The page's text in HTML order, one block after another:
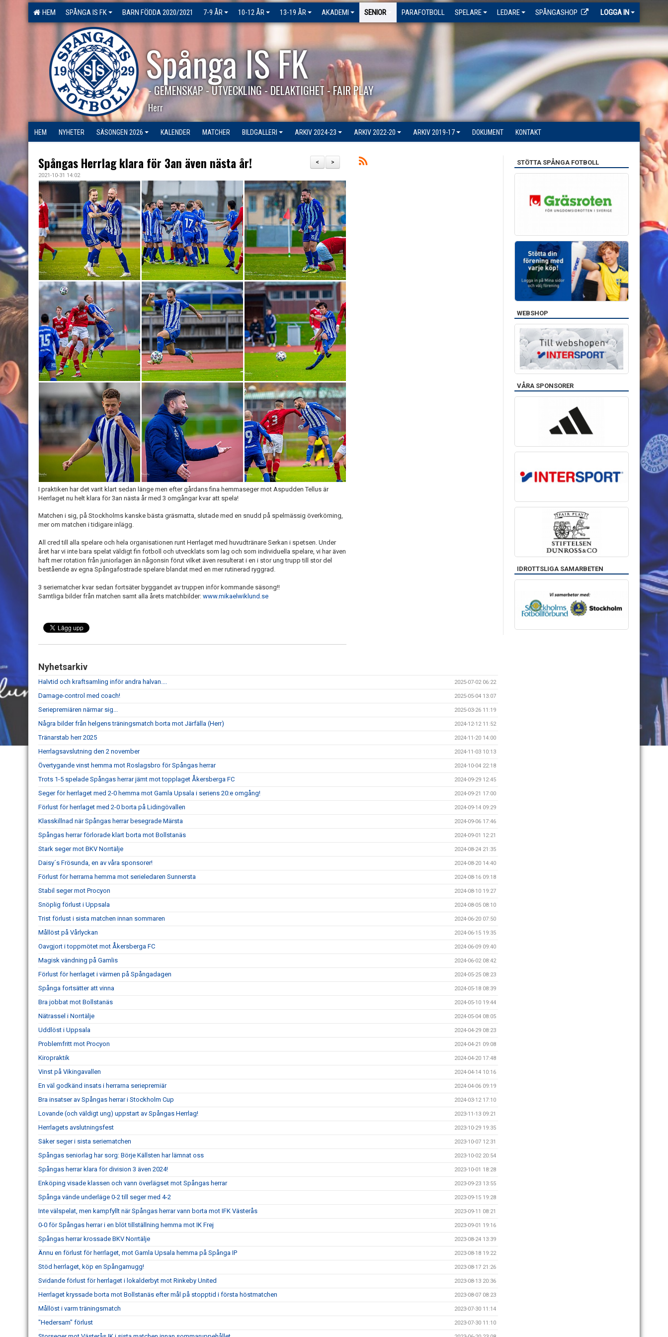
HEM SPÅNGA IS FK BARN FÖDDA 2020/2021 7-9 ÅR 10-12 ÅR 13-19 ÅR AKADEMI SENIOR PARAFOTBOLL SPELARE LEDARE SPÅNGASHOP LOGGA IN
Spånga IS FK
- GEMENSKAP - UTVECKLING - DELAKTIGHET - FAIR PLAY
Herr
HEM NYHETER SÄSONGEN 2026 KALENDER MATCHER BILDGALLERI ARKIV 2024-23 ARKIV 2022-20 ARKIV 2019-17 DOKUMENT KONTAKT
>
<
Spångas Herrlag klara för 3an även nästa år!
2021-10-31 14:02
I praktiken har det varit klart sedan länge men efter gårdans fina hemmaseger mot Aspudden Tellus är
Herrlaget nu helt klara för 3an nästa år med 3 omgångar kvar att spela!
Matchen i sig, på Stockholms kanske bästa gräsmatta, slutade med en snudd på spelmässig överkörning,
mer om matchen i tidigare inlägg.
All cred till alla spelare och hela organisationen runt Herrlaget med huvudtränare Serkan i spetsen. Under
året har vi inte bara spelat väldigt fin fotboll och utvecklats som lag och som individuella spelare, vi har även
haft mer rotation från juniorlagen än någonsin förut vilket även resulterat i en i stor ung trupp till stor del
bestående av egna Spångafostrade spelare blandat med en mer rutinerad ryggrad.
3 seriematcher kvar sedan fortsäter byggandet av truppen inför kommande säsong!!
Samtliga bilder från matchen samt alla årets matchbilder: www.mikaelwiklund.se
Nyhetsarkiv
Halvtid och kraftsamling inför andra halvan.... 2025-07-02 06:22
Damage-control med coach! 2025-05-04 13:07
Seriepremiären närmar sig... 2025-03-26 11:19
Några bilder från helgens träningsmatch borta mot Järfälla (Herr) 2024-12-12 11:52
Tränarstab herr 2025 2024-11-20 14:00
Herrlagsavslutning den 2 november 2024-11-03 10:13
Övertygande vinst hemma mot Roslagsbro för Spångas herrar 2024-10-04 22:18
Trots 1-5 spelade Spångas herrar jämt mot topplaget Åkersberga FC 2024-09-29 12:45
Seger för herrlaget med 2-0 hemma mot Gamla Upsala i seriens 20:e omgång! 2024-09-21 17:00
Förlust för herrlaget med 2-0 borta på Lidingövallen 2024-09-14 09:29
Klasskillnad när Spångas herrar besegrade Märsta 2024-09-06 17:46
Spångas herrar förlorade klart borta mot Bollstanäs 2024-09-01 12:21
Stark seger mot BKV Norrtälje 2024-08-24 21:35
Daisy´s Frösunda, en av våra sponsorer! 2024-08-20 14:40
Förlust för herrarna hemma mot serieledaren Sunnersta 2024-08-16 09:18
Stabil seger mot Procyon 2024-08-10 19:27
Snöplig förlust i Uppsala 2024-08-05 08:10
Trist förlust i sista matchen innan sommaren 2024-06-20 07:50
Mållöst på Vårlyckan 2024-06-15 19:35
Oavgjort i toppmötet mot Åkersberga FC 2024-06-09 09:40
Magisk vändning på Gamlis 2024-06-02 08:42
Förlust för herrlaget i värmen på Spångadagen 2024-05-25 08:23
Spånga fortsätter att vinna 2024-05-18 08:39
Bra jobbat mot Bollstanäs 2024-05-10 19:44
Nätrassel i Norrtälje 2024-05-04 08:05
Uddlöst i Uppsala 2024-04-29 08:23
Problemfritt mot Procyon 2024-04-21 09:08
Kiropraktik 2024-04-20 17:48
Vinst på Vikingavallen 2024-04-14 10:16
En väl godkänd insats i herrarna seriepremiär 2024-04-06 09:19
Bra insatser av Spångas herrar i Stockholm Cup 2024-03-12 17:10
Lovande (och väldigt ung) uppstart av Spångas Herrlag! 2023-11-13 09:21
Herrlagets avslutningsfest 2023-10-29 19:35
Säker seger i sista seriematchen 2023-10-07 12:31
Spångas seniorlag har sorg: Börje Källsten har lämnat oss 2023-10-02 20:54
Spångas herrar klara för division 3 även 2024! 2023-10-01 18:28
Enköping visade klassen och vann överlägset mot Spångas herrar 2023-09-23 13:55
Spånga vände underläge 0-2 till seger med 4-2 2023-09-15 19:28
Inte välspelat, men kampfyllt när Spångas herrar vann borta mot IFK Västerås 2023-09-11 08:21
0-0 för Spångas herrar i en blöt tillställning hemma mot IK Frej 2023-09-01 19:16
Spångas herrar krossade BKV Norrtälje 2023-08-24 13:39
Ännu en förlust för herrlaget, mot Gamla Upsala hemma på Spånga IP 2023-08-18 19:22
Stöd herrlaget, köp en Spångamugg! 2023-08-17 21:26
Svidande förlust för herrlaget i lokalderbyt mot Rinkeby United 2023-08-13 20:36
Herrlaget kryssade borta mot Bollstanäs efter mål på stopptid i första höstmatchen 2023-08-07 08:23
Mållöst i varm träningsmatch 2023-07-30 11:14
"Hedersam" förlust 2023-07-30 11:10
STÖTTA SPÅNGA FOTBOLL
WEBSHOP
VÅRA SPONSORER
IDROTTSLIGA SAMARBETEN